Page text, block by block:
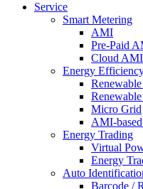
Service
Smart Metering
AMI
Pre-Paid
Cloud AMI
Energy
Micro Grid
AMI-
Energy Trading
Virtual
Energy
Auto
Barcode /